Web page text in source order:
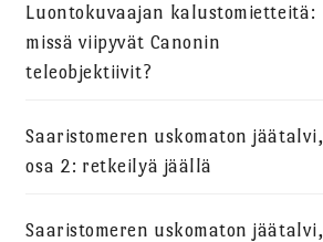
Luontokuvaajan kalustomietteitä:
missä viipyvät Canonin
teleobjektiivit?
Saaristomeren uskomaton jäätalvi,
osa 2: retkeilyä jäällä
Saaristomeren uskomaton jäätalvi,